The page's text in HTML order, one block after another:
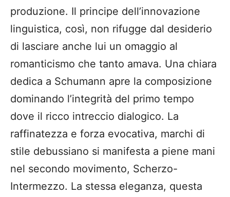
produzione. Il principe dell’innovazione
linguistica, così, non rifugge dal desiderio
di lasciare anche lui un omaggio al
romanticismo che tanto amava. Una chiara
dedica a Schumann apre la composizione
dominando l’integrità del primo tempo
dove il ricco intreccio dialogico. La
raffinatezza e forza evocativa, marchi di
stile debussiano si manifesta a piene mani
nel secondo movimento, Scherzo-
Intermezzo. La stessa eleganza, questa